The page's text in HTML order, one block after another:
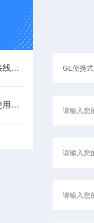
GE便携式超声波流量计的接线及使用指南
GE便携式超声波流量计在使用过程中这些小细节要多加留意！